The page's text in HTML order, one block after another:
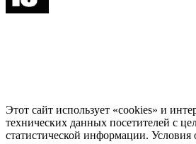
Этот сайт использует «cookies» и
технических данных посетителей с
статистической информации. Условия